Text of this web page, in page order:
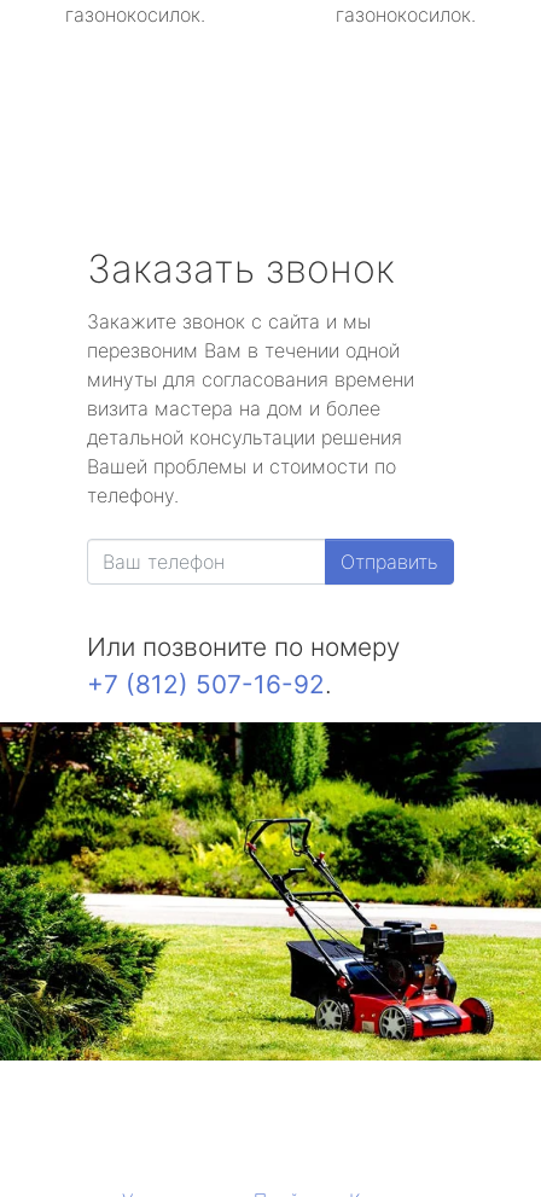
газонокосилок.
газонокосилок.
Заказать звонок
Закажите звонок с сайта и мы
перезвоним Вам в течении одной
минуты для согласования времени
визита мастера на дом и более
детальной консультации решения
Вашей проблемы и стоимости по
телефону.
Отправить
Или позвоните по номеру
+7 (812) 507-16-92.